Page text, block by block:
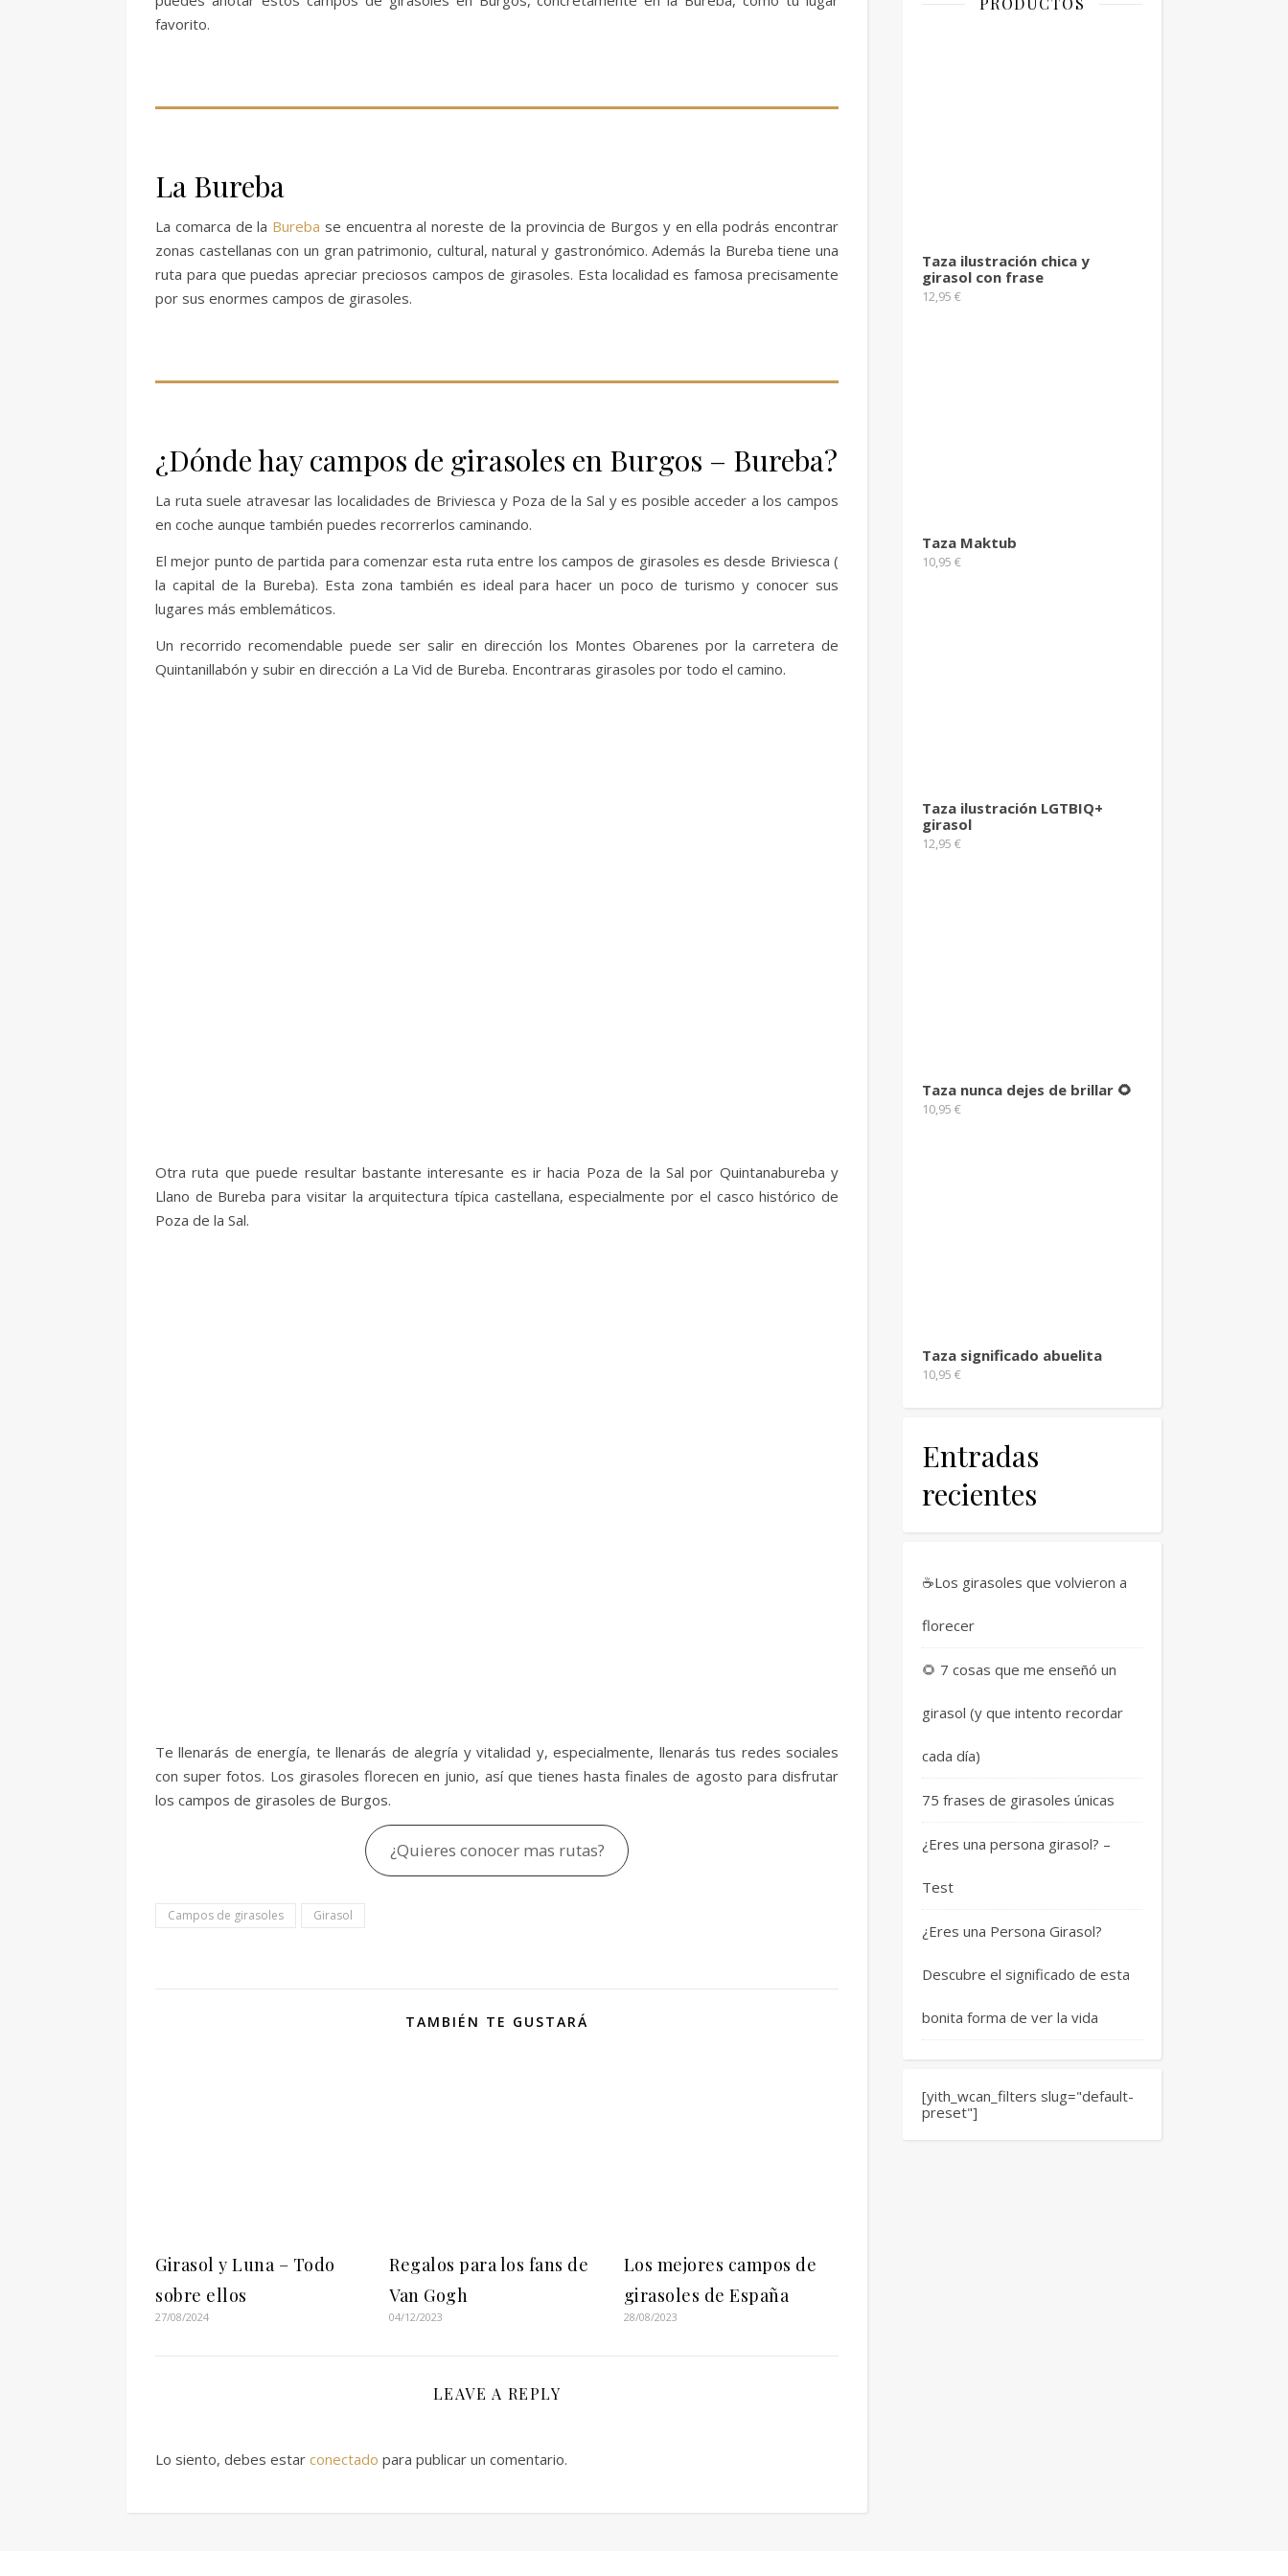
favorito.
La Bureba
La comarca de la Bureba se encuentra al noreste de la provincia de Burgos y en ella podrás encontrar
zonas castellanas con un gran patrimonio, cultural, natural y gastronómico. Además la Bureba tiene una
ruta para que puedas apreciar preciosos campos de girasoles. Esta localidad es famosa precisamente
por sus enormes campos de girasoles.
¿Dónde hay campos de girasoles en Burgos – Bureba?
La ruta suele atravesar las localidades de Briviesca y Poza de la Sal y es posible acceder a los campos
en coche aunque también puedes recorrerlos caminando.
El mejor punto de partida para comenzar esta ruta entre los campos de girasoles es desde Briviesca (
la capital de la Bureba). Esta zona también es ideal para hacer un poco de turismo y conocer sus
lugares más emblemáticos.
Un recorrido recomendable puede ser salir en dirección los Montes Obarenes por la carretera de
Quintanillabón y subir en dirección a La Vid de Bureba. Encontraras girasoles por todo el camino.
Otra ruta que puede resultar bastante interesante es ir hacia Poza de la Sal por Quintanabureba y
Llano de Bureba para visitar la arquitectura típica castellana, especialmente por el casco histórico de
Poza de la Sal.
Te llenarás de energía, te llenarás de alegría y vitalidad y, especialmente, llenarás tus redes sociales
con super fotos. Los girasoles florecen en junio, así que tienes hasta finales de agosto para disfrutar
los campos de girasoles de Burgos.
¿Quieres conocer mas rutas?
Campos de girasoles Girasol
TAMBIÉN TE GUSTARÁ
Girasol y Luna – Todo
sobre ellos
27/08/2024
Regalos para los fans de
Van Gogh
04/12/2023
Los mejores campos de
girasoles de España
28/08/2023
LEAVE A REPLY
Lo siento, debes estar conectado para publicar un comentario.
Taza ilustración chica y
girasol con frase
12,95 €
Taza Maktub
10,95 €
Taza ilustración LGTBIQ+
girasol
12,95 €
Taza nunca dejes de brillar 🌻
10,95 €
Taza significado abuelita
10,95 €
Entradas
recientes
☕Los girasoles que volvieron a
florecer
🌻 7 cosas que me enseñó un
girasol (y que intento recordar
cada día)
75 frases de girasoles únicas
¿Eres una persona girasol? –
Test
¿Eres una Persona Girasol?
Descubre el significado de esta
bonita forma de ver la vida
[yith_wcan_filters slug="default-
preset"]